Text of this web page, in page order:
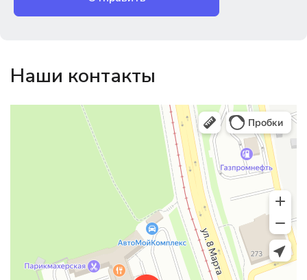
Наши контакты
Магазин резинотехники
Резиновые и резинотехнические изделия в Екатеринбурге
Садовый инвентарь и техника в Екатеринбурге